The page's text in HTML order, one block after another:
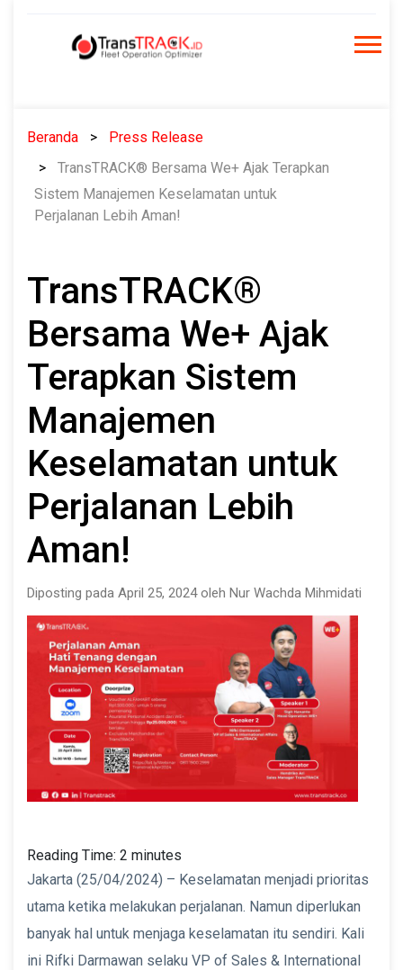
Beranda
Press Release
TransTRACK® Bersama We+ Ajak Terapkan
Sistem Manajemen Keselamatan untuk
Perjalanan Lebih Aman!
TransTRACK®
Bersama We+ Ajak
Terapkan Sistem
Manajemen
Keselamatan untuk
Perjalanan Lebih
Aman!
Diposting pada April 25, 2024 oleh Nur Wachda Mihmidati
Reading Time: 2 minutes
Jakarta (25/04/2024) – Keselamatan menjadi prioritas
utama ketika melakukan perjalanan. Namun diperlukan
banyak hal untuk menjaga keselamatan itu sendiri. Kali
ini Rifki Darmawan selaku VP of Sales & International